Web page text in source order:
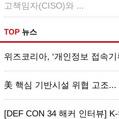
고책임자(CISO)와 ...
TOP 뉴스
위즈코리아, ‘개인정보 접속
美 핵심 기반시설 위협 고조
[DEF CON 34 해커 인터뷰]